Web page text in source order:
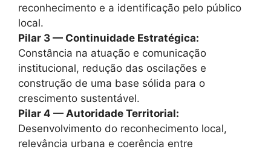
reconhecimento e a identificação pelo público
local.
Pilar 3 — Continuidade Estratégica:
Constância na atuação e comunicação
institucional, redução das oscilações e
construção de uma base sólida para o
crescimento sustentável.
Pilar 4 — Autoridade Territorial:
Desenvolvimento do reconhecimento local,
relevância urbana e coerência entre